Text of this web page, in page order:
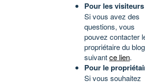
Pour les visiteurs
Si vous avez des
questions, vous
pouvez contacter
propriétaire du
suivantce lien.
Pour le
Si vous souhaitez